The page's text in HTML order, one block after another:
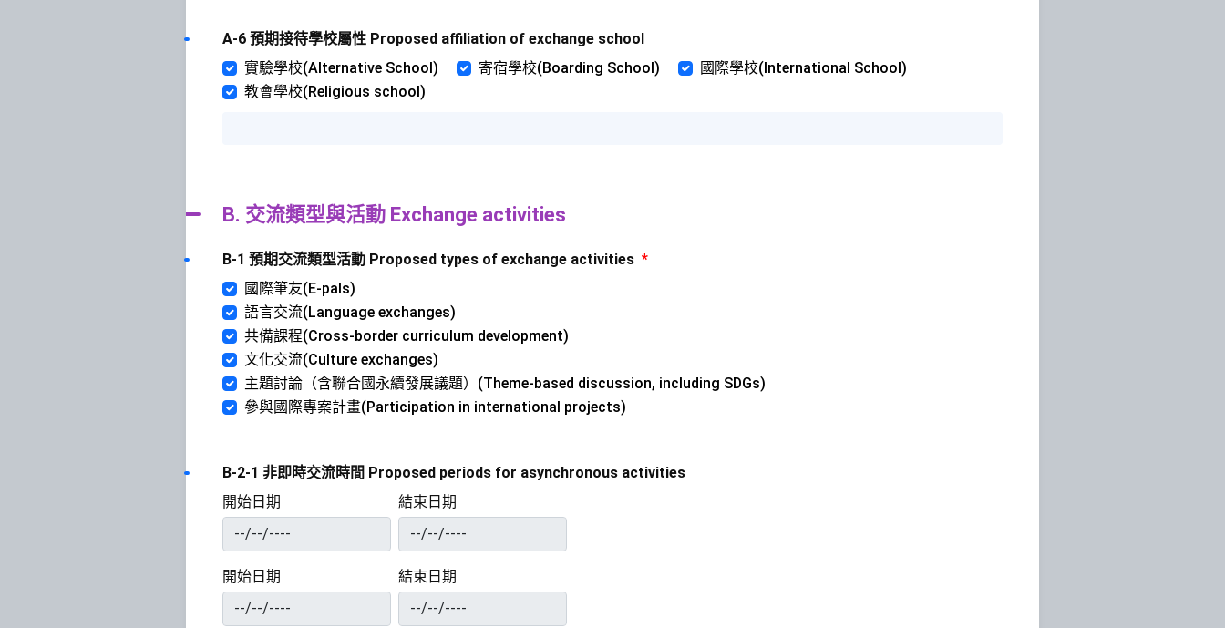
A-6 預期接待學校屬性 Proposed affiliation of exchange school
實驗學校(Alternative School)
寄宿學校(Boarding School)
國際學校(International School)
教會學校(Religious school)
B. 交流類型與活動 Exchange activities
B-1 預期交流類型活動 Proposed types of exchange activities *
國際筆友(E-pals)
語言交流(Language exchanges)
共備課程(Cross-border curriculum development)
文化交流(Culture exchanges)
主題討論（含聯合國永續發展議題）(Theme-based discussion, including SDGs)
參與國際專案計畫(Participation in international projects)
B-2-1 非即時交流時間 Proposed periods for asynchronous activities
開始日期
結束日期
開始日期 結束日期